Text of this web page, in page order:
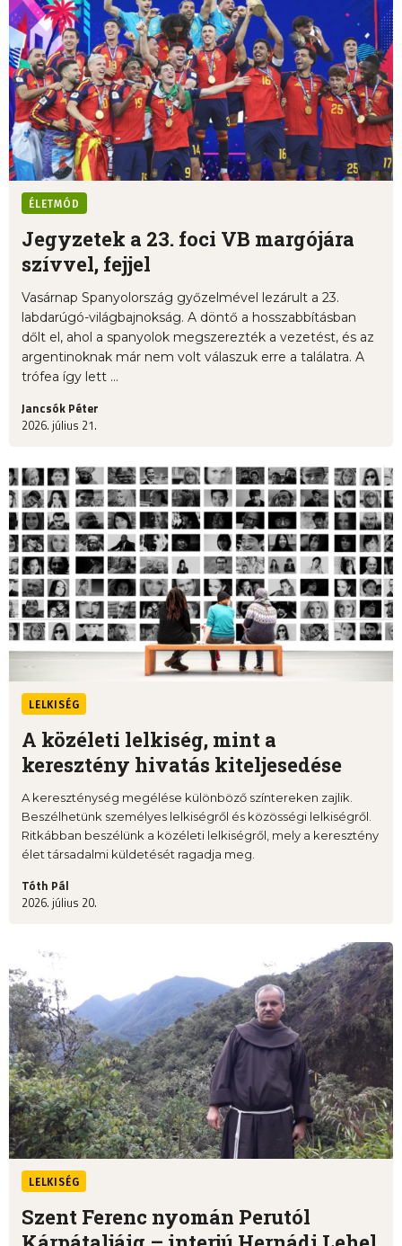
ÉLETMÓD
Jegyzetek a 23. foci VB margójára
szívvel, fejjel
Vasárnap Spanyolország győzelmével lezárult a 23.
labdarúgó-világbajnokság. A döntő a hosszabbításban
dőlt el, ahol a spanyolok megszerezték a vezetést, és az
argentinoknak már nem volt válaszuk erre a találatra. A
trófea így lett ...
Jancsók Péter
2026. július 21.
LELKISÉG
A közéleti lelkiség, mint a
keresztény hivatás kiteljesedése
A kereszténység megélése különböző színtereken zajlik.
Beszélhetünk személyes lelkiségről és közösségi lelkiségről.
Ritkábban beszélünk a közéleti lelkiségről, mely a keresztény
élet társadalmi küldetését ragadja meg.
Tóth Pál
2026. július 20.
LELKISÉG
Szent Ferenc nyomán Perutól